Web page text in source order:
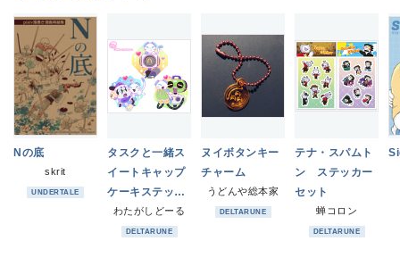
Nの底
skrit
UNDERTALE
タスクと一緒ス
イートキャップ
ケーキステッカ
ーセット
わたがしどーる
DELTARUNE
ヌイボタンキー
チャーム
うどんや総本家
DELTARUNE
テナ・スパムト
ン ステッカー
セット
蝉コロン
DELTARUNE